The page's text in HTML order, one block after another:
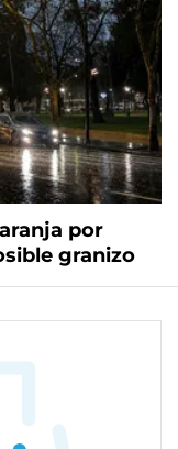
por
granizo